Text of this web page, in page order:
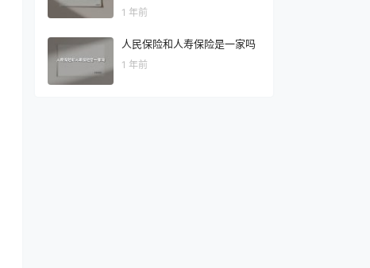
1 年前
人民保险和人寿保险是一家吗
1 年前